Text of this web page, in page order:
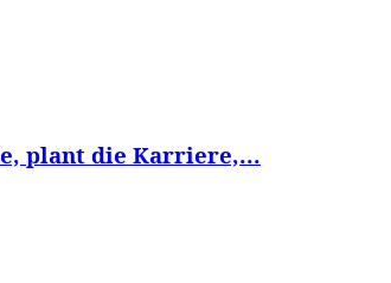
plant die Karriere,...